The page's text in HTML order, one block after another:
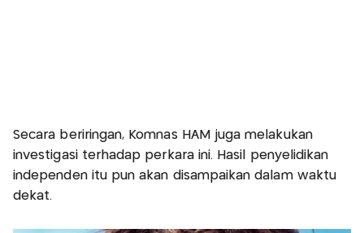
Secara beriringan, Komnas HAM juga melakukan
investigasi terhadap perkara ini. Hasil penyelidikan
independen itu pun akan disampaikan dalam waktu
dekat.